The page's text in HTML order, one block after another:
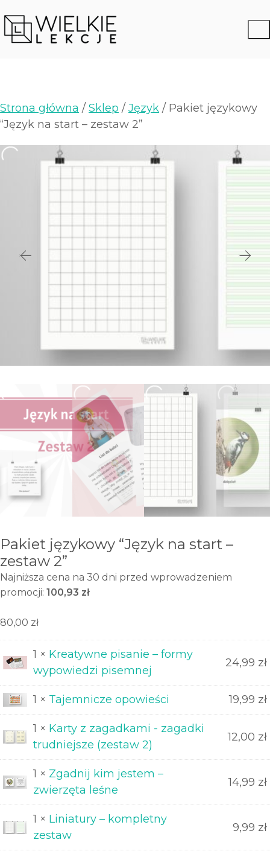
Strona główna / Sklep / Język / Pakiet językowy
“Język na start – zestaw 2”
Pakiet językowy “Język na start –
zestaw 2”
Najniższa cena na 30 dni przed wprowadzeniem
promocji: 100,93 zł
80,00 zł
1 × Kreatywne pisanie – formy
wypowiedzi pisemnej
24,99 zł
1 × Tajemnicze opowieści 19,99 zł
1 × Karty z zagadkami - zagadki
trudniejsze (zestaw 2)
12,00 zł
1 × Zgadnij kim jestem –
zwierzęta leśne
14,99 zł
1 × Liniatury – kompletny
zestaw
9,99 zł